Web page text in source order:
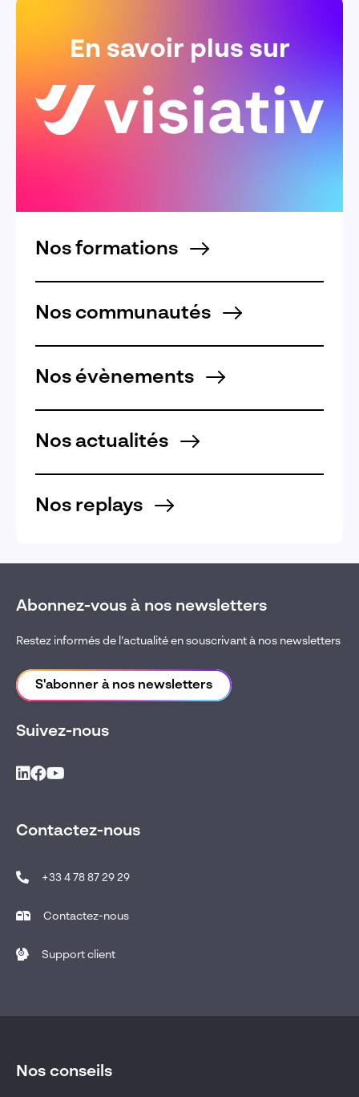
En savoir plus sur
Nos formations
Nos communautés
Nos évènements
Nos actualités
Nos replays
Abonnez-vous à nos newsletters
Restez informés de l’actualité en souscrivant à nos newsletters
S'abonner à nos newsletters
Suivez-nous
Contactez-nous
+33 4 78 87 29 29
Contactez-nous
Support client
Nos conseils